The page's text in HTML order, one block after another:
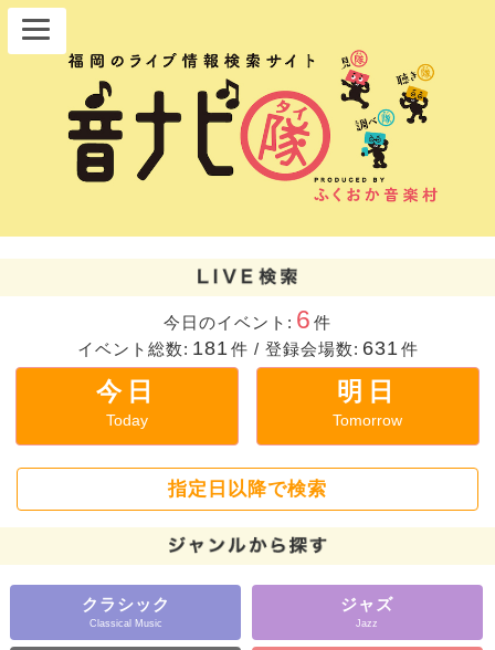
今日のイベント: 6 件
イベント総数: 181 件 / 登録会場数: 631 件
今日
Today
明日
Tomorrow
指定日以降で検索
クラシック
Classical Music
ジャズ
Jazz